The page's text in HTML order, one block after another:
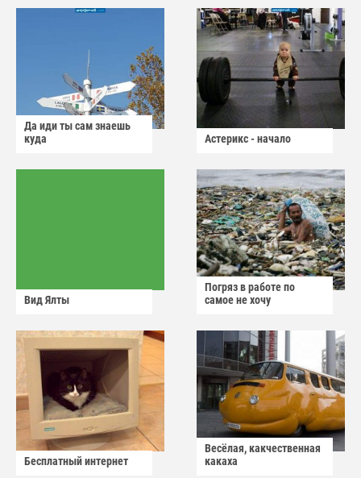
Да иди ты сам знаешь
куда
Астерикс - начало
Вид Ялты
Погряз в работе по
самое не хочу
Бесплатный интернет
Весёлая, какчественная
какаха